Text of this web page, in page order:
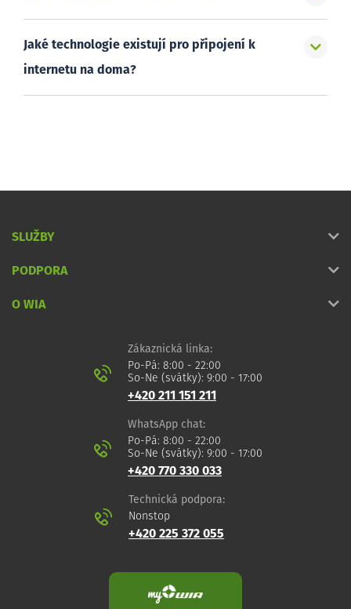
Jaké technologie existují pro připojení k
internetu na doma?
SLUŽBY
PODPORA
O WIA
Zákaznická linka:
Po-Pá: 8:00 - 22:00
So-Ne (svátky): 9:00 - 17:00
+420 211 151 211
WhatsApp chat:
Po-Pá: 8:00 - 22:00
So-Ne (svátky): 9:00 - 17:00
+420 770 330 033
Technická podpora:
Nonstop
+420 225 372 055